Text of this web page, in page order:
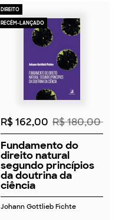
DIREITO
RECÉM-LANÇADO
2026
R$ 162,00 R$ 180,00
Fundamento do
direito natural
segundo princípios
da doutrina da
ciência
Johann Gottlieb Fichte